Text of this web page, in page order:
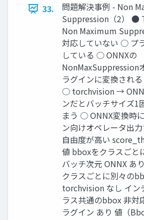
33.
問題解決事例 - Non
Suppression（2） ●
Non Maximum
対応していない ○ プ
している ○ ONNXの
NonMaxSuppression
ラグインに変換され
○ torchvision →
ンだとバッチサイズ1
まう ○ ONNX変換時
ン向けオペレータ出
自由度が高い
値 bboxをクラスごと
バッチ次元 ONNX あ
クラスごとに別々の
torchvision なし イン
ラス共通のbbox 非対
ラグイン あり 値（